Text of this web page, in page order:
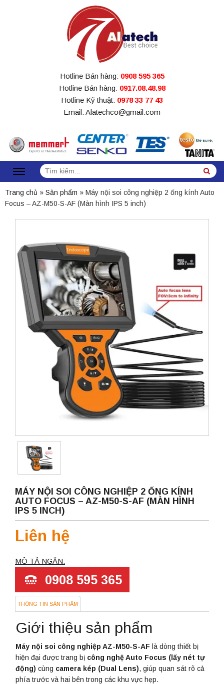
Hotline Bán hàng: 0908 595 365
Hotline Bán hàng: 0917.08.48.98
Hotline Kỹ thuật: 0978 33 77 43
Email: Alatechco@gmail.com
Tìm
kiếm:
Trang chủ » Sản phẩm » Máy nội soi công nghiệp 2 ống kính Auto
Focus – AZ-M50-S-AF (Màn hình IPS 5 inch)
MÁY NỘI SOI CÔNG NGHIỆP 2 ỐNG KÍNH
AUTO FOCUS – AZ-M50-S-AF (MÀN HÌNH
IPS 5 INCH)
Liên hệ
MÔ TẢ NGẮN:
0908 595 365
THÔNG TIN SẢN PHẨM
Giới thiệu sản phẩm
Máy nội soi công nghiệp AZ-M50-S-AF là dòng thiết bị
hiện đại được trang bị công nghệ Auto Focus (lấy nét tự
động) cùng camera kép (Dual Lens), giúp quan sát rõ cả
phía trước và hai bên trong các khu vực hẹp.